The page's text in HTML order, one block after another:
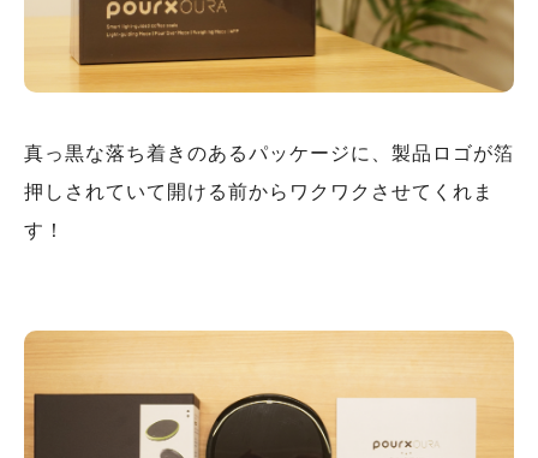
真っ黒な落ち着きのあるパッケージに、製品ロゴが箔
押しされていて開ける前からワクワクさせてくれま
す！